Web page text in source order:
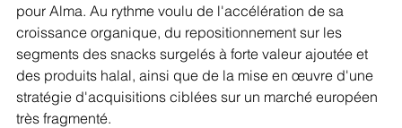
pour Alma. Au rythme voulu de l'accélération de sa
croissance organique, du repositionnement sur les
segments des snacks surgelés à forte valeur ajoutée et
des produits halal, ainsi que de la mise en œuvre d'une
stratégie d'acquisitions ciblées sur un marché européen
très fragmenté.